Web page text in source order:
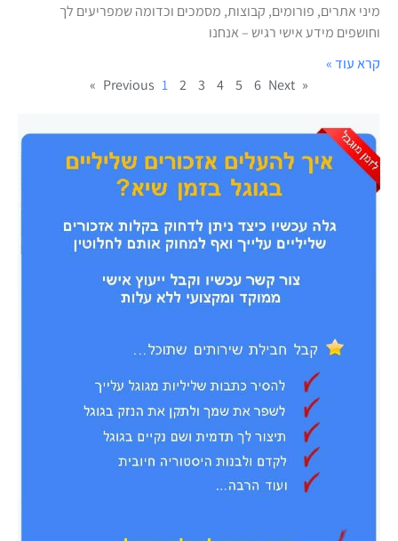
מיני אתרים, פורומים, קבוצות, מסמכים וכדומה שמפריעים לך
וחושפים מידע אישי רגיש – אנחנו
קרא עוד »
« Previous
1 2 3 4 5 6 Next »